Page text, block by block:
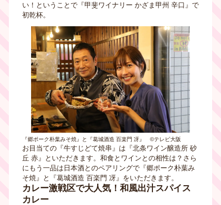
い！ということで『甲斐ワイナリー かざま甲州 辛口』で
初乾杯。
『郷ポーク朴葉みそ焼』と『葛城酒造 百楽門 冴』 ©テレビ大阪
お目当ての『牛すじどて焼串』は『北条ワイン醸造所 砂
丘 赤』といただきます。和食とワインとの相性は？さら
にもう一品は日本酒とのペアリングで『郷ポーク朴葉み
そ焼』と『葛城酒造 百楽門 冴』をいただきます。
カレー激戦区で大人気！和風出汁スパイス
カレー